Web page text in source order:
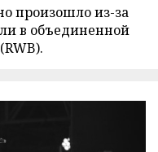
произошло из-за
в объединенной